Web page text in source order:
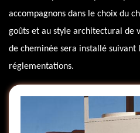
accompagnons dans le choix du
goûts et au style architectural de
de cheminée sera installé suivant
réglementations.